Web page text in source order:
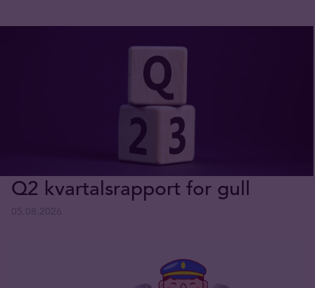
Q2 kvartalsrapport for gull